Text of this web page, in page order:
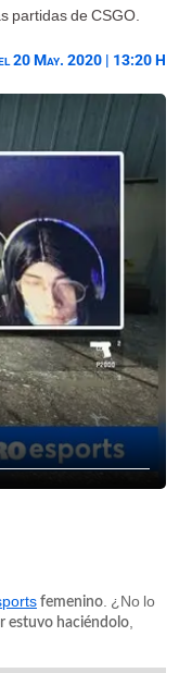
partidas de CSGO.
20 May. 2020 | 13:20 H
femenino . ¿No lo
estuvo haciéndolo